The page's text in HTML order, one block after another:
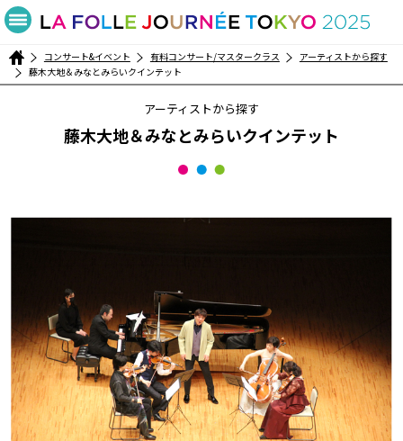
コンサート&イベント 有料コンサート/マスタークラス
アーティストから探す
藤木大地＆みなとみらいクインテット
アーティストから探す
藤木大地＆みなとみらいクインテット